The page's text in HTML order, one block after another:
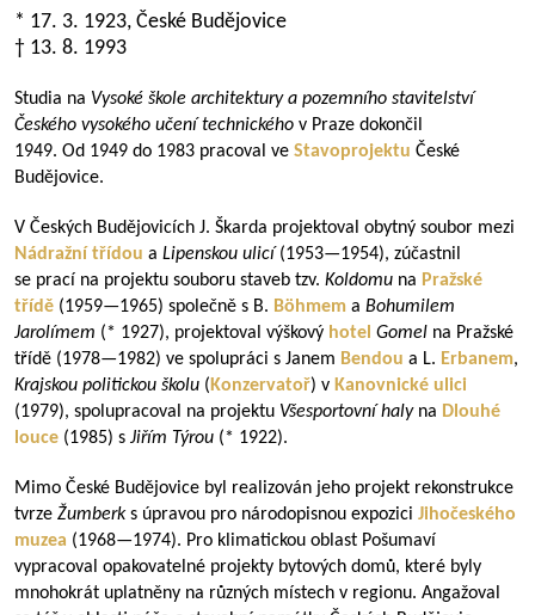
* 17. 3. 1923, České Budějovice
† 13. 8. 1993
Studia na Vysoké škole architektury a pozemního stavitelství
Českého vysokého učení technického v Praze dokončil
1949. Od 1949 do 1983 pracoval ve Stavoprojektu České
Budějovice.
V Českých Budějovicích J. Škarda projektoval obytný soubor mezi
Nádražní třídou a Lipenskou ulicí (1953—1954), zúčastnil
se prací na projektu souboru staveb tzv. Koldomu na Pražské
třídě (1959—1965) společně s B. Böhmem a Bohumilem
Jarolímem (* 1927), projektoval výškový hotel Gomel na Pražské
třídě (1978—1982) ve spolupráci s Janem Bendou a L. Erbanem,
Krajskou politickou školu (Konzervatoř) v Kanovnické ulici
(1979), spolupracoval na projektu Všesportovní haly na Dlouhé
louce (1985) s Jiřím Týrou (* 1922).
Mimo České Budějovice byl realizován jeho projekt rekonstrukce
tvrze Žumberks úpravou pro národopisnou expozici Jihočeského
muzea (1968—1974). Pro klimatickou oblast Pošumaví
vypracoval opakovatelné projekty bytových domů, které byly
mnohokrát uplatněny na různých místech v regionu. Angažoval